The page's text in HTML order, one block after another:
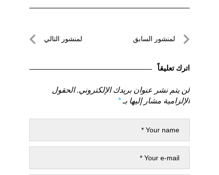
تصفّحلمنشور السابق
السابق
لمنشور التالي
اترك تعليقاً
لن يتم نشر عنوان بريدك الإلكتروني. الحقول
الإلزامية مشار إليها بـ*